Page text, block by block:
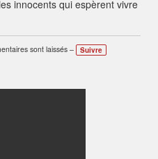
innocents qui espèrent vivre
sont laissés – Suivre